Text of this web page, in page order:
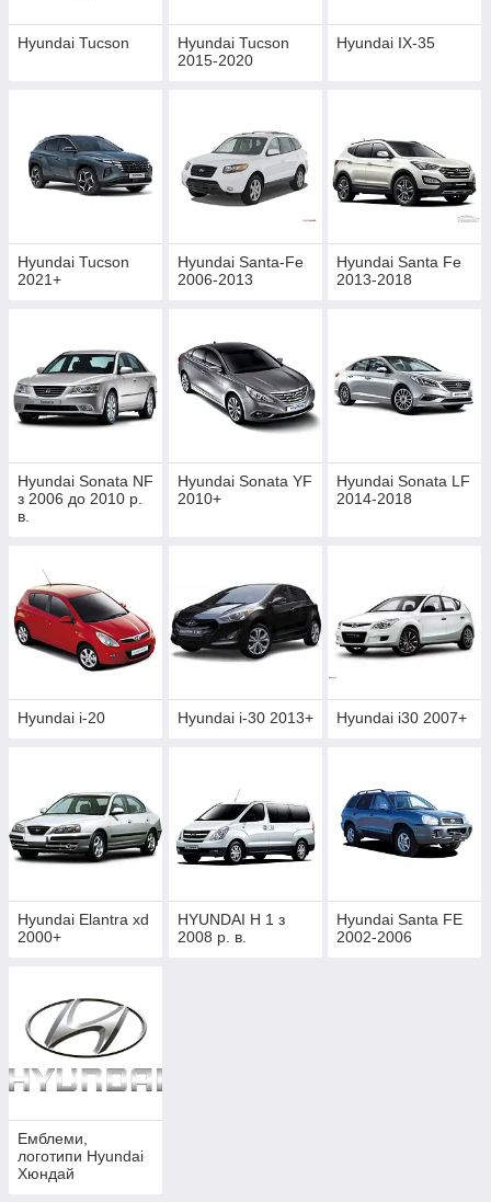
Hyundai Tucson
Hyundai Tucson
2015-2020
Hyundai IX-35
Hyundai Tucson
2021+
Hyundai Santa-Fe
2006-2013
Hyundai Santa Fe
2013-2018
Hyundai Sonata NF
з 2006 до 2010 р.
в.
Hyundai Sonata YF
2010+
Hyundai Sonata LF
2014-2018
Hyundai i-20 Hyundai i-30 2013+ Hyundai i30 2007+
Hyundai Elantra xd
2000+
HYUNDAI H 1 з
2008 р. в.
Hyundai Santa FE
2002-2006
Емблеми,
логотипи Hyundai
Хюндай